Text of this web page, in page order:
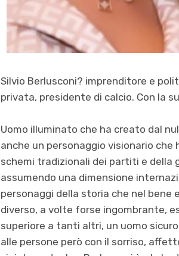
Silvio Berlusconi? imprenditore e
privata, presidente di calcio. Con la
Uomo illuminato che ha creato dal
anche un personaggio visionario
schemi tradizionali dei partiti e della
assumendo una dimensione
personaggi della storia che nel bene
diverso, a volte forse ingombrante,
superiore a tanti altri, un uomo
alle persone però con il sorriso,